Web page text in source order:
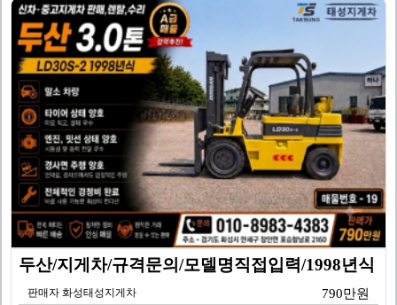
두산/지게차/규격문의/모델명직접입력/1998년식
판매자 화성태성지게차 790만원